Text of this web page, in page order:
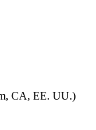
CA, EE. UU.)